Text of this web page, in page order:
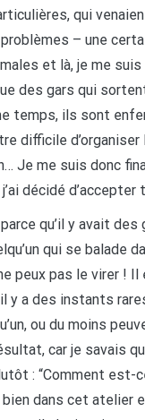
qui
– une
et là, je me
des gars qui
temps, ils sont
difficile d’organiser
Je me suis donc
décidé d’accepter
qu’il y avait des
qui se balade
peux pas le virer !
y a des instants
ou du moins
car je savais
: “Comment est-
dans cet atelier